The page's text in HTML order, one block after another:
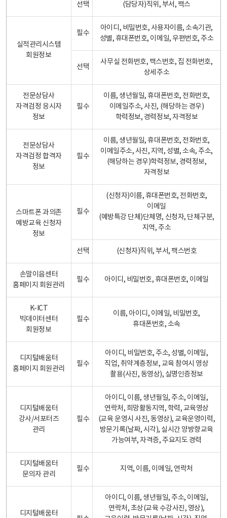
선택 (담당자)직위, 부서, 팩스
실적관리시스템
회원정보
필수
아이디, 비밀번호, 사용자이름, 소속기관,
성별, 휴대폰번호, 이메일, 우편번호, 주소
선택
사무실 전화번호, 팩스번호, 집 전화번호,
상세주소
전문상담사
자격검정 응시자
정보
필수
이름, 생년월일, 휴대폰번호, 전화번호,
이메일주소, 사진, (해당하는 경우)
학력정보, 경력정보, 자격정보
전문상담사
자격검정 합격자
정보
필수
이름, 생년월일, 휴대폰번호, 전화번호,
이메일주소, 사진, 지역, 성별, 소속, 주소,
(해당하는 경우)학력정보, 경력정보,
자격정보
스마트폰 과의존
예방교육 신청자
정보
필수
(신청자)이름, 휴대폰번호, 전화번호,
이메일
(예방특강 단체)단체명, 신청자, 단체구분,
지역, 주소
선택 (신청자)직위, 부서, 팩스번호
손말이음센터
홈페이지 회원관리
필수 아이디, 비밀번호, 휴대폰번호, 이메일
K-ICT
빅데이터센터
회원정보
필수
이름, 아이디, 이메일, 비밀번호,
휴대폰번호, 소속
디지털배움터
홈페이지 회원관리
필수
아이디, 비밀번호, 주소, 성별, 이메일,
직업, 취약계층정보, 교육 참여시 영상
촬용(사진, 동영상), 실명인증정보
디지털배움터
강사/서포터즈
관리
필수
아이디, 이름, 생년월일, 주소, 이메일,
연락처, 희망활동지역, 학력, 교육영상
(교육 운영시 사진, 동영상), 교육운영이력,
방문기록(날짜, 시각), 실시간 양방향교육
가능여부, 자격증, 주요지도 경력
디지털배움터
문의자 관리
필수 지역, 이름, 이메일, 연락처
디지털배움터
아이디, 이름, 생년월일, 주소, 이메일,
연락처, 초상(교육 수강사진, 영상),